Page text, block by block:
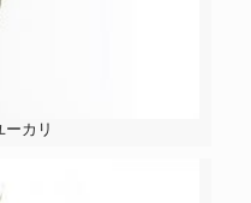
ーカリ